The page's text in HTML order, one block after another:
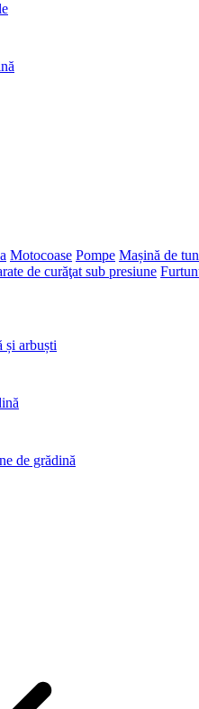
Motocoase Pompe Mașină de
de curăţat sub presiune
și arbuști
de grădină